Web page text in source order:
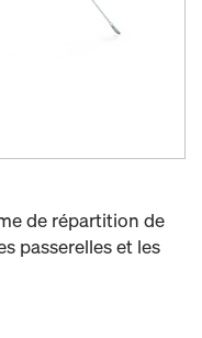
de répartition de
passerelles et les